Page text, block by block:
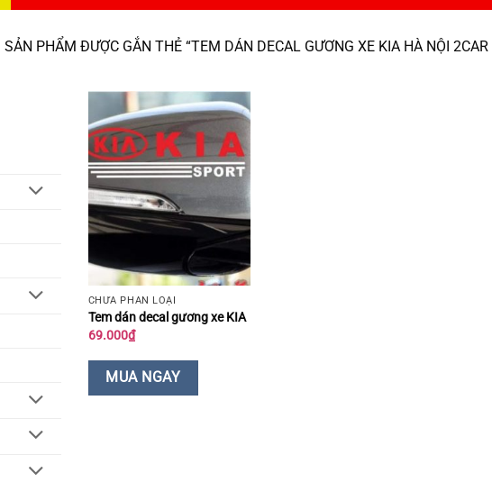
SẢN PHẨM ĐƯỢC GẮN THẺ “TEM DÁN DECAL GƯƠNG XE KIA HÀ NỘI 2CAR
CHƯA PHÂN LOẠI
Tem dán decal gương xe KIA
69.000₫
MUA NGAY